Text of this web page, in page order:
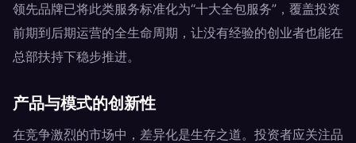
领先品牌已将此类服务标准化为“十大全包服务”，覆盖投资
前期到后期运营的全生命周期，让没有经验的创业者也能在
总部扶持下稳步推进。
产品与模式的创新性
在竞争激烈的市场中，差异化是生存之道。投资者应关注品